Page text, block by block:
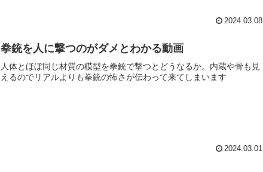
2024.03.08
拳銃を人に撃つのがダメとわかる動画
人体とほぼ同じ材質の模型を拳銃で撃つとどうなるか。内蔵や骨も見
えるのでリアルよりも拳銃の怖さが伝わって来てしまいます
2024.03.01